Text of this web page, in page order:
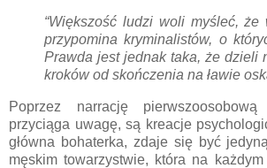
“Większość ludzi woli myśleć,
przypomina kryminalistów, o
Prawda jest jednak taka, że dzieli
kroków od skończenia na ławie
Poprzez narrację
przyciąga uwagę, są kreacje
główna bohaterka, zdaje się być
męskim towarzystwie, która na